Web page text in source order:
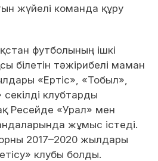
жүйелі команда құру
футболының ішкі
білетін тәжірибелі маман
«Ертіс», «Тобыл»,
клубтарды
Ресейде «Урал» мен
жұмыс істеді.
2017–2020 жылдары
клубы болды.